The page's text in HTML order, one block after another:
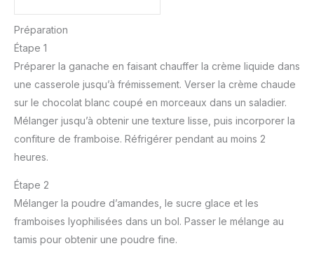
Préparation
Étape 1
Préparer la ganache en faisant chauffer la crème liquide dans
une casserole jusqu’à frémissement. Verser la crème chaude
sur le chocolat blanc coupé en morceaux dans un saladier.
Mélanger jusqu’à obtenir une texture lisse, puis incorporer la
confiture de framboise. Réfrigérer pendant au moins 2
heures.
Étape 2
Mélanger la poudre d’amandes, le sucre glace et les
framboises lyophilisées dans un bol. Passer le mélange au
tamis pour obtenir une poudre fine.